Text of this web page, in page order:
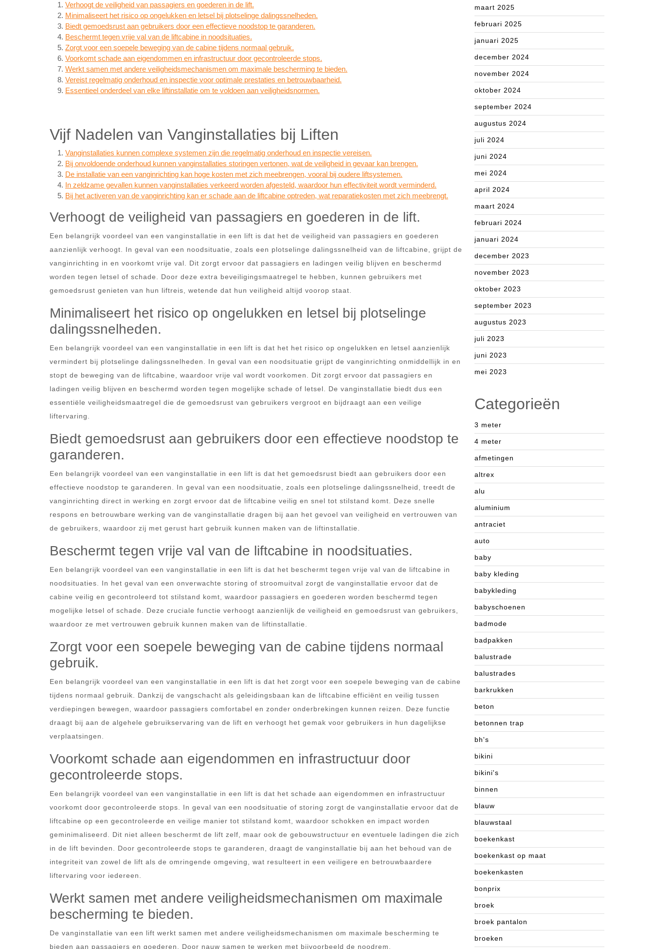
Verhoogt de veiligheid van passagiers en goederen in de lift.
Minimaliseert het risico op ongelukken en letsel bij plotselinge dalingssnelheden.
Biedt gemoedsrust aan gebruikers door een effectieve noodstop te garanderen.
Beschermt tegen vrije val van de liftcabine in noodsituaties.
Zorgt voor een soepele beweging van de cabine tijdens normaal gebruik.
Voorkomt schade aan eigendommen en infrastructuur door gecontroleerde stops.
Werkt samen met andere veiligheidsmechanismen om maximale bescherming te bieden.
Vereist regelmatig onderhoud en inspectie voor optimale prestaties en betrouwbaarheid.
Essentieel onderdeel van elke liftinstallatie om te voldoen aan veiligheidsnormen.
Vijf Nadelen van Vanginstallaties bij Liften
Vanginstallaties kunnen complexe systemen zijn die regelmatig onderhoud en inspectie vereisen.
Bij onvoldoende onderhoud kunnen vanginstallaties storingen vertonen, wat de veiligheid in gevaar kan brengen.
De installatie van een vanginrichting kan hoge kosten met zich meebrengen, vooral bij oudere liftsystemen.
In zeldzame gevallen kunnen vanginstallaties verkeerd worden afgesteld, waardoor hun effectiviteit wordt verminderd.
Bij het activeren van de vanginrichting kan er schade aan de liftcabine optreden, wat reparatiekosten met zich meebrengt.
Verhoogt de veiligheid van passagiers en goederen in de lift.
Een belangrijk voordeel van een vanginstallatie in een lift is dat het de veiligheid van passagiers en goederen
aanzienlijk verhoogt. In geval van een noodsituatie, zoals een plotselinge dalingssnelheid van de liftcabine, grijpt de
vanginrichting in en voorkomt vrije val. Dit zorgt ervoor dat passagiers en ladingen veilig blijven en beschermd
worden tegen letsel of schade. Door deze extra beveiligingsmaatregel te hebben, kunnen gebruikers met
gemoedsrust genieten van hun liftreis, wetende dat hun veiligheid altijd voorop staat.
Minimaliseert het risico op ongelukken en letsel bij plotselinge
dalingssnelheden.
Een belangrijk voordeel van een vanginstallatie in een lift is dat het het risico op ongelukken en letsel aanzienlijk
vermindert bij plotselinge dalingssnelheden. In geval van een noodsituatie grijpt de vanginrichting onmiddellijk in en
stopt de beweging van de liftcabine, waardoor vrije val wordt voorkomen. Dit zorgt ervoor dat passagiers en
ladingen veilig blijven en beschermd worden tegen mogelijke schade of letsel. De vanginstallatie biedt dus een
essentiële veiligheidsmaatregel die de gemoedsrust van gebruikers vergroot en bijdraagt aan een veilige
liftervaring.
Biedt gemoedsrust aan gebruikers door een effectieve noodstop te
garanderen.
Een belangrijk voordeel van een vanginstallatie in een lift is dat het gemoedsrust biedt aan gebruikers door een
effectieve noodstop te garanderen. In geval van een noodsituatie, zoals een plotselinge dalingssnelheid, treedt de
vanginrichting direct in werking en zorgt ervoor dat de liftcabine veilig en snel tot stilstand komt. Deze snelle
respons en betrouwbare werking van de vanginstallatie dragen bij aan het gevoel van veiligheid en vertrouwen van
de gebruikers, waardoor zij met gerust hart gebruik kunnen maken van de liftinstallatie.
Beschermt tegen vrije val van de liftcabine in noodsituaties.
Een belangrijk voordeel van een vanginstallatie in een lift is dat het beschermt tegen vrije val van de liftcabine in
noodsituaties. In het geval van een onverwachte storing of stroomuitval zorgt de vanginstallatie ervoor dat de
cabine veilig en gecontroleerd tot stilstand komt, waardoor passagiers en goederen worden beschermd tegen
mogelijke letsel of schade. Deze cruciale functie verhoogt aanzienlijk de veiligheid en gemoedsrust van gebruikers,
waardoor ze met vertrouwen gebruik kunnen maken van de liftinstallatie.
Zorgt voor een soepele beweging van de cabine tijdens normaal
gebruik.
Een belangrijk voordeel van een vanginstallatie in een lift is dat het zorgt voor een soepele beweging van de cabine
tijdens normaal gebruik. Dankzij de vangschacht als geleidingsbaan kan de liftcabine efficiënt en veilig tussen
verdiepingen bewegen, waardoor passagiers comfortabel en zonder onderbrekingen kunnen reizen. Deze functie
draagt bij aan de algehele gebruikservaring van de lift en verhoogt het gemak voor gebruikers in hun dagelijkse
verplaatsingen.
Voorkomt schade aan eigendommen en infrastructuur door
gecontroleerde stops.
Een belangrijk voordeel van een vanginstallatie in een lift is dat het schade aan eigendommen en infrastructuur
voorkomt door gecontroleerde stops. In geval van een noodsituatie of storing zorgt de vanginstallatie ervoor dat de
liftcabine op een gecontroleerde en veilige manier tot stilstand komt, waardoor schokken en impact worden
geminimaliseerd. Dit niet alleen beschermt de lift zelf, maar ook de gebouwstructuur en eventuele ladingen die zich
in de lift bevinden. Door gecontroleerde stops te garanderen, draagt de vanginstallatie bij aan het behoud van de
integriteit van zowel de lift als de omringende omgeving, wat resulteert in een veiligere en betrouwbaardere
liftervaring voor iedereen.
Werkt samen met andere veiligheidsmechanismen om maximale
bescherming te bieden.
De vanginstallatie van een lift werkt samen met andere veiligheidsmechanismen om maximale bescherming te
bieden aan passagiers en goederen. Door nauw samen te werken met bijvoorbeeld de noodrem,
maart 2025
februari 2025
januari 2025
december 2024
november 2024
oktober 2024
september 2024
augustus 2024
juli 2024
juni 2024
mei 2024
april 2024
maart 2024
februari 2024
januari 2024
december 2023
november 2023
oktober 2023
september 2023
augustus 2023
juli 2023
juni 2023
mei 2023
Categorieën
3 meter
4 meter
afmetingen
altrex
alu
aluminium
antraciet
auto
baby
baby kleding
babykleding
babyschoenen
badmode
badpakken
balustrade
balustrades
barkrukken
beton
betonnen trap
bh's
bikini
bikini's
binnen
blauw
blauwstaal
boekenkast
boekenkast op maat
boekenkasten
bonprix
broek
broek pantalon
broeken